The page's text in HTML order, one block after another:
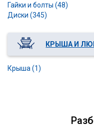
Гайки и болты (48)
Диски (345)
КРЫША И
Крыша (1)